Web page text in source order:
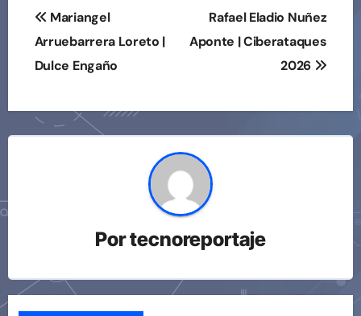
Navegación
de
entradas
Mariangel
Arruebarrera Loreto |
Dulce Engaño
Rafael Eladio Nuñez
Aponte | Ciberataques
2026
Portecnoreportaje